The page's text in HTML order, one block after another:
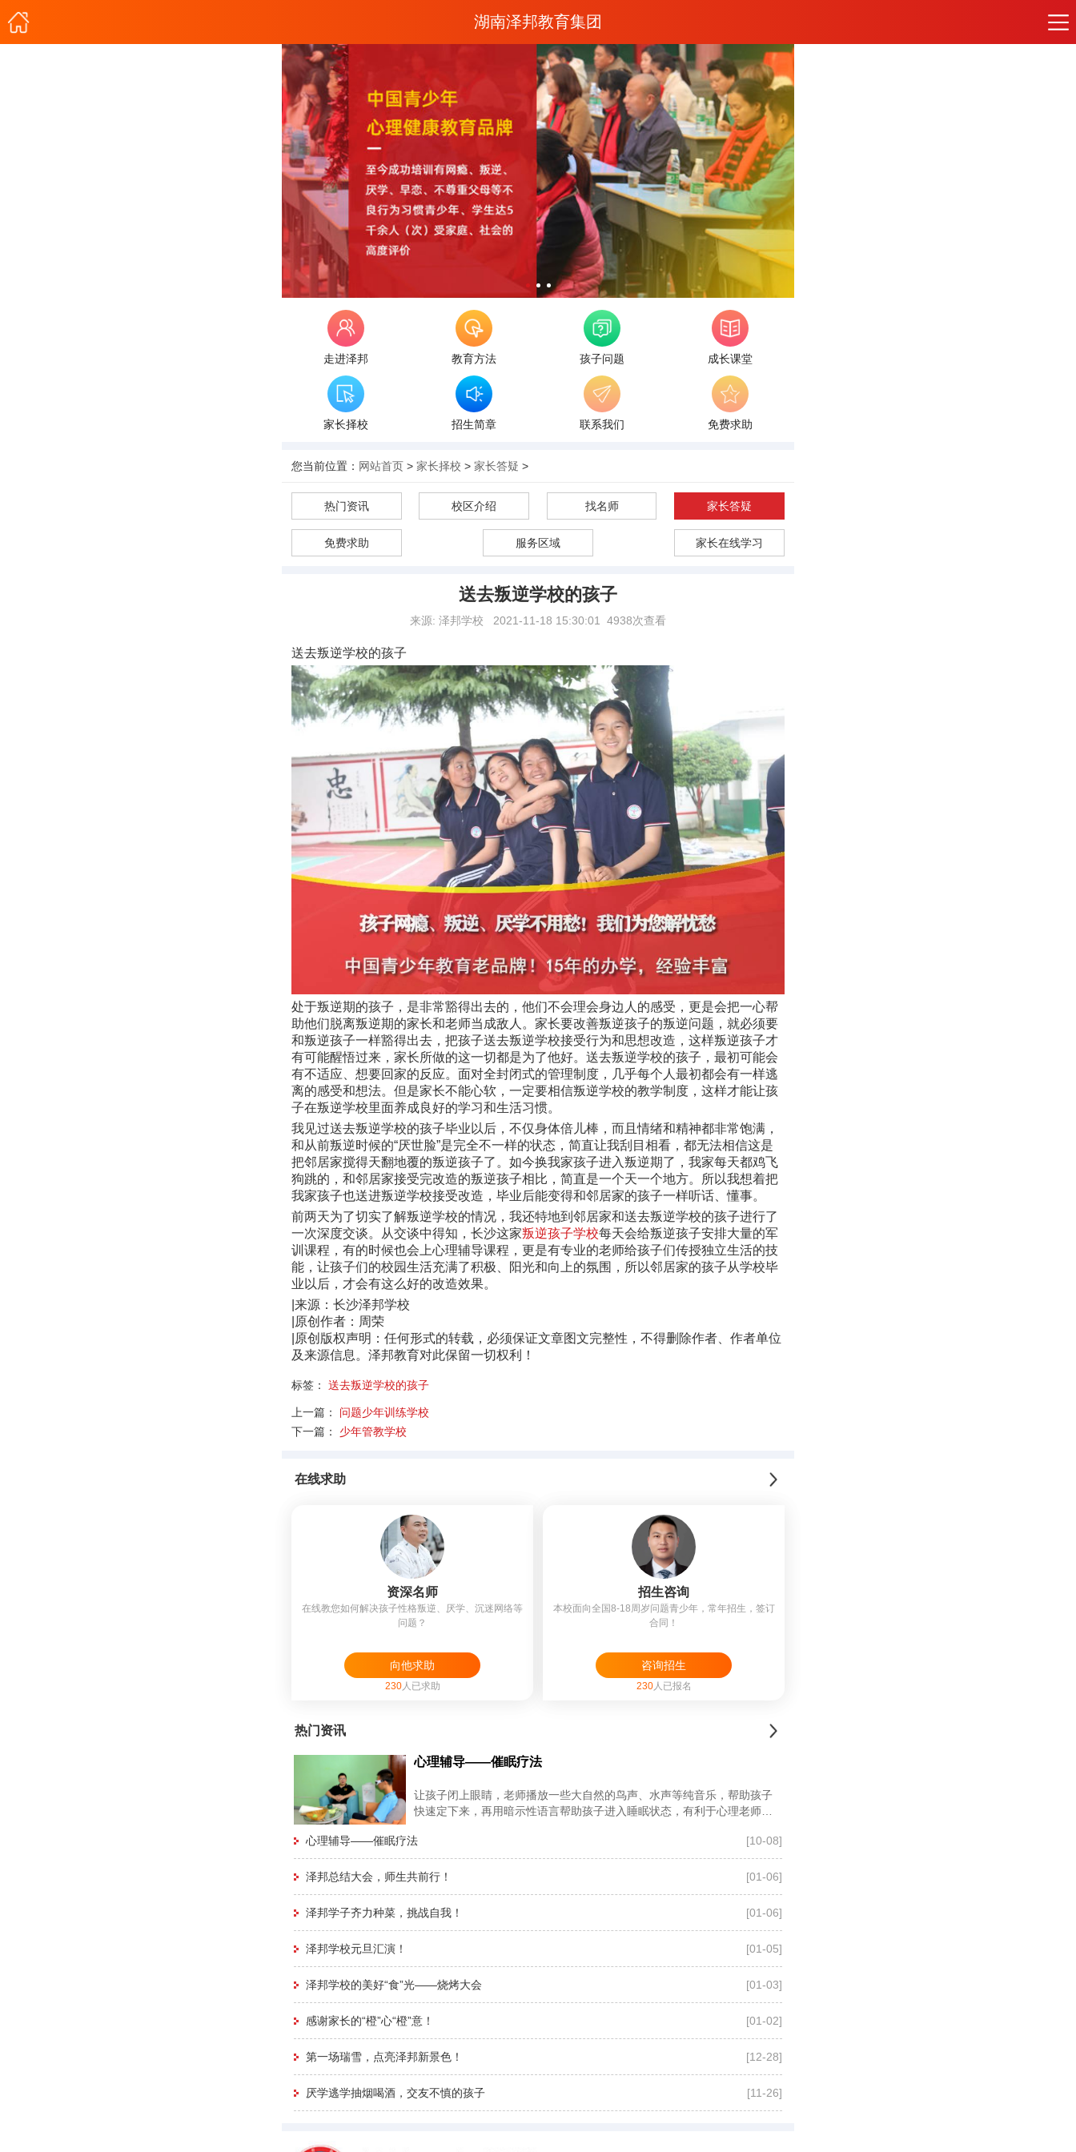
湖南泽邦教育集团
走进泽邦 教育方法 孩子问题 成长课堂
家长择校 招生简章 联系我们 免费求助
您当前位置： 网站首页 > 家长择校 > 家长答疑 >
热门资讯 校区介绍 找名师 家长答疑
免费求助 服务区域 家长在线学习
送去叛逆学校的孩子
来源: 泽邦学校 2021-11-18 15:30:01 4938次查看
送去叛逆学校的孩子
处于叛逆期的孩子，是非常豁得出去的，他们不会理会身边人的感受，更是会把一心帮
助他们脱离叛逆期的家长和老师当成敌人。家长要改善叛逆孩子的叛逆问题，就必须要
和叛逆孩子一样豁得出去，把孩子送去叛逆学校接受行为和思想改造，这样叛逆孩子才
有可能醒悟过来，家长所做的这一切都是为了他好。送去叛逆学校的孩子，最初可能会
有不适应、想要回家的反应。面对全封闭式的管理制度，几乎每个人最初都会有一样逃
离的感受和想法。但是家长不能心软，一定要相信叛逆学校的教学制度，这样才能让孩
子在叛逆学校里面养成良好的学习和生活习惯。
我见过送去叛逆学校的孩子毕业以后，不仅身体倍儿棒，而且情绪和精神都非常饱满，
和从前叛逆时候的“厌世脸”是完全不一样的状态，简直让我刮目相看，都无法相信这是
把邻居家搅得天翻地覆的叛逆孩子了。如今换我家孩子进入叛逆期了，我家每天都鸡飞
狗跳的，和邻居家接受完改造的叛逆孩子相比，简直是一个天一个地方。所以我想着把
我家孩子也送进叛逆学校接受改造，毕业后能变得和邻居家的孩子一样听话、懂事。
前两天为了切实了解叛逆学校的情况，我还特地到邻居家和送去叛逆学校的孩子进行了
一次深度交谈。从交谈中得知，长沙这家叛逆孩子学校每天会给叛逆孩子安排大量的军
训课程，有的时候也会上心理辅导课程，更是有专业的老师给孩子们传授独立生活的技
能，让孩子们的校园生活充满了积极、阳光和向上的氛围，所以邻居家的孩子从学校毕
业以后，才会有这么好的改造效果。
|来源：长沙泽邦学校
|原创作者：周荣
|原创版权声明：任何形式的转载，必须保证文章图文完整性，不得删除作者、作者单位
及来源信息。泽邦教育对此保留一切权利！
标签： 送去叛逆学校的孩子
上一篇：
问题少年训练学校
下一篇：
少年管教学校
在线求助
资深名师
在线教您如何解决孩子性格叛逆、厌学、沉迷网络等
问题？
向他求助
230人已求助
招生咨询
本校面向全国8-18周岁问题青少年，常年招生，签订
合同！
咨询招生
230人已报名
热门资讯
心理辅导——催眠疗法
让孩子闭上眼睛，老师播放一些大自然的鸟声、水声等纯音乐，帮助孩子
快速定下来，再用暗示性语言帮助孩子进入睡眠状态，有利于心理老师深
心理辅导——催眠疗法
[10-08]
泽邦总结大会，师生共前行！ [01-06]
泽邦学子齐力种菜，挑战自我！ [01-06]
泽邦学校元旦汇演！ [01-05]
泽邦学校的美好“食”光——烧烤大会 [01-03]
感谢家长的“橙”心“橙”意！ [01-02]
第一场瑞雪，点亮泽邦新景色！ [12-28]
厌学逃学抽烟喝酒，交友不慎的孩子 [11-26]